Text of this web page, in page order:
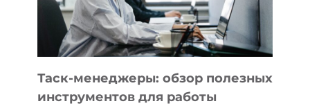
102
СТРАН
Таск-менеджеры: обзор полезных
инструментов для работы